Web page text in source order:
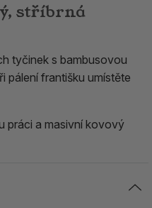
stříbrná
tyčinek s bambusovou
pálení františku umístěte
práci a masivní kovový